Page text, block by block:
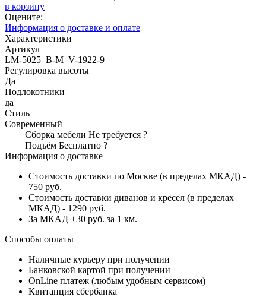
в корзину
Оцените:
Информация о доставке и оплате
Характеристики
Артикул
LM-5025_B-M_V-1922-9
Регулировка высоты
Да
Подлокотники
да
Стиль
Современный
Сборка мебели Не требуется ?
Подъём Бесплатно ?
Информация о доставке
Стоимость доставки по Москве (в пределах МКАД) -
750 руб.
Стоимость доставки диванов и кресел (в пределах
МКАД) - 1290 руб.
За МКАД +30 руб. за 1 км.
Способы оплаты
Наличные курьеру при получении
Банковской картой при получении
OnLine платеж (любым удобным сервисом)
Квитанция сбербанка